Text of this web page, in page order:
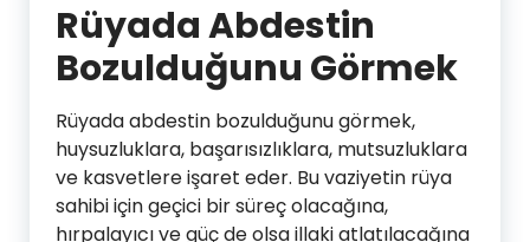
Rüyada Abdestin
Bozulduğunu Görmek
Rüyada abdestin bozulduğunu görmek,
huysuzluklara, başarısızlıklara, mutsuzluklara
ve kasvetlere işaret eder. Bu vaziyetin rüya
sahibi için geçici bir süreç olacağına,
hırpalayıcı ve güç de olsa illaki atlatılacağına